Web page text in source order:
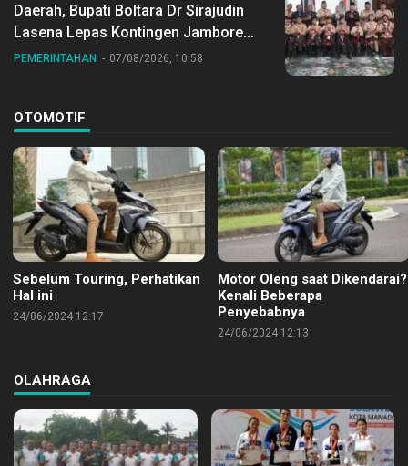
Daerah, Bupati Boltara Dr Sirajudin
Lasena Lepas Kontingen Jambore
Nasional ke XII di Buperta Cibubur
PEMERINTAHAN 07/08/2026, 10:58
OTOMOTIF
Sebelum Touring, Perhatikan
Hal ini
24/06/2024 12:17
Motor Oleng saat Dikendarai?
Kenali Beberapa
Penyebabnya
24/06/2024 12:13
OLAHRAGA